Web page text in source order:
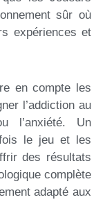
sûr où
expériences et
en compte les
l’addiction au
l’anxiété. Un
le jeu et les
des résultats
complète
adapté aux